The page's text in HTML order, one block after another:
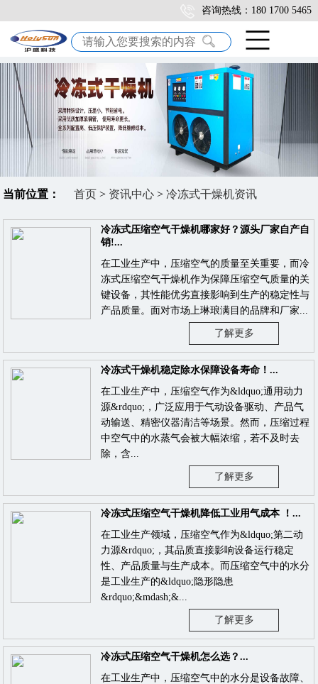
咨询热线：180 1700 5465
当前位置： 首页 > 资讯中心 >冷冻式干燥机资讯
冷冻式压缩空气干燥机哪家好？源头厂家自产自
销!...
在工业生产中，压缩空气的质量至关重要，而冷
冻式压缩空气干燥机作为保障压缩空气质量的关
键设备，其性能优劣直接影响到生产的稳定性与
产品质量。面对市场上琳琅满目的品牌和厂家...
了解更多
冷冻式干燥机稳定除水保障设备寿命！...
在工业生产中，压缩空气作为&ldquo;通用动力
源&rdquo;，广泛应用于气动设备驱动、产品气
动输送、精密仪器清洁等场景。然而，压缩过程
中空气中的水蒸气会被大幅浓缩，若不及时去
除，含...
了解更多
冷冻式压缩空气干燥机降低工业用气成本 ！...
在工业生产领域，压缩空气作为&ldquo;第二动
力源&rdquo;，其品质直接影响设备运行稳定
性、产品质量与生产成本。而压缩空气中的水分
是工业生产的&ldquo;隐形隐患
&rdquo;&mdash;&...
了解更多
冷冻式压缩空气干燥机怎么选？...
在工业生产中，压缩空气中的水分是设备故障、